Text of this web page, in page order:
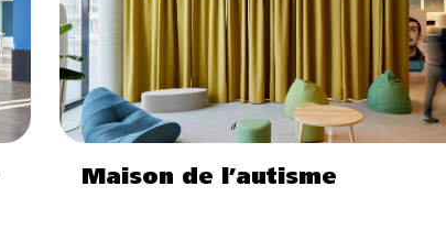
Maison de l’autisme